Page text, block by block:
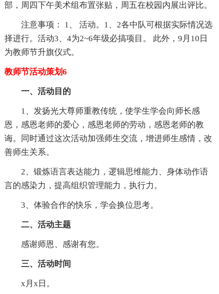
部，周四下午美术组布置张贴，周五在校园内展出评比。
注意事项： 1、 活动。1、2各中队可根据实际情况选
择进行。活动3、4为2~6年级必搞项目。 此外，9月10日
为教师节升旗仪式。
教师节活动策划6
一、活动目的
1、发扬光大尊师重教传统，使学生学会向师长感
恩，感恩老师的爱心，感恩老师的劳动，感恩老师的教
诲。同时通过这次活动加强师生交流，增进师生感情，改
善师生关系。
2、锻炼语言表达能力，逻辑思维能力、身体动作语
言的感染力，提高组织管理能力，执行力。
3、体验合作的快乐，学会换位思考。
二、活动主题
感谢师恩、感谢有您。
三、活动时间
x月x日。